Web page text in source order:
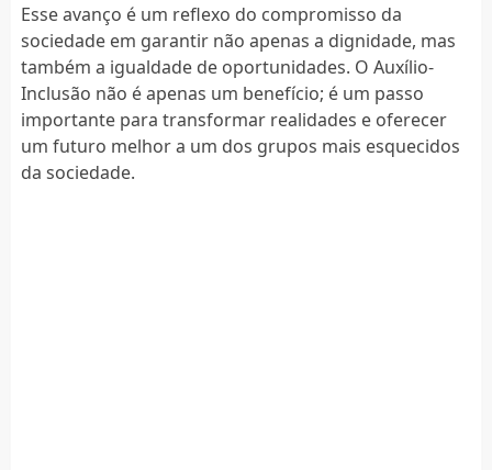
Esse avanço é um reflexo do compromisso da
sociedade em garantir não apenas a dignidade, mas
também a igualdade de oportunidades. O Auxílio-
Inclusão não é apenas um benefício; é um passo
importante para transformar realidades e oferecer
um futuro melhor a um dos grupos mais esquecidos
da sociedade.